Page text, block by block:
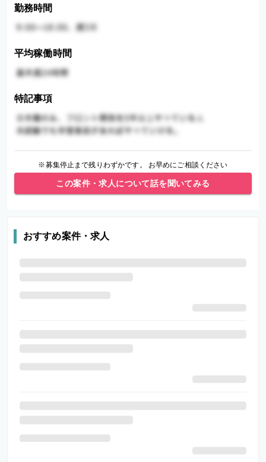
勤務時間
平均稼働時間
特記事項
※募集停止まで残りわずかです。 お早めにご相談ください
この案件・求人について話を聞いてみる
おすすめ案件・求人